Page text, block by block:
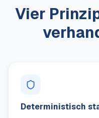
Vier
Deterministisch